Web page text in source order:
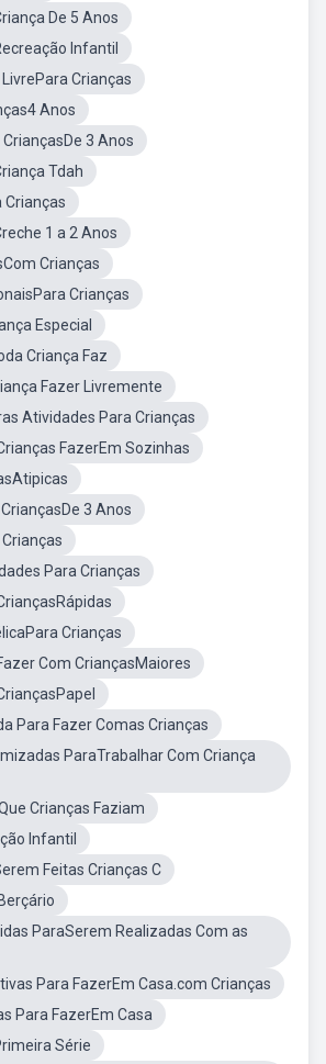
De 5 Anos
Infantil
Crianças
Anos
3 Anos
Tdah
Crianças
1 a 2 Anos
Crianças
Crianças
Especial
Criança Faz
Fazer Livremente
Atividades Para Crianças
FazerEm Sozinhas
3 Anos
Para Crianças
Crianças
Com CriançasMaiores
Para Fazer Comas Crianças
ParaTrabalhar Com Criança
Crianças Faziam
Infantil
Feitas Crianças C
ParaSerem Realizadas Com as
Para FazerEm Casa.com Crianças
Para FazerEm Casa
Série